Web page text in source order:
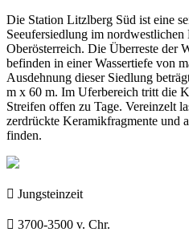
Die Station Litzlberg Süd ist eine
Seeufersiedlung im nordwestlichen
Oberösterreich. Die Überreste der
befinden in einer Wassertiefe von
Ausdehnung dieser Siedlung
m x 60 m. Im Uferbereich tritt die
Streifen offen zu Tage. Vereinzelt
zerdrückte Keramikfragmente und
finden.
 Jungsteinzeit
 3700-3500 v. Chr.